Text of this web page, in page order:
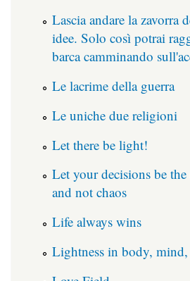
Lascia andare la zavorra
idee. Solo così potrai
barca camminando
Le lacrime della guerra
Le uniche due religioni
Let there be light!
Let your decisions be the
and not chaos
Life always wins
Lightness in body,